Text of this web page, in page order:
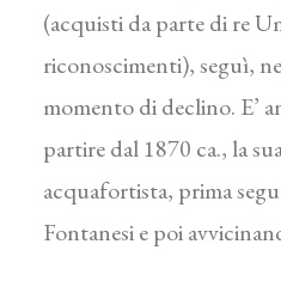
(acquisti da parte di re
riconoscimenti), seguì,
momento di declino. E’
partire dal 1870 ca., la
acquafortista, prima
Fontanesi e poi